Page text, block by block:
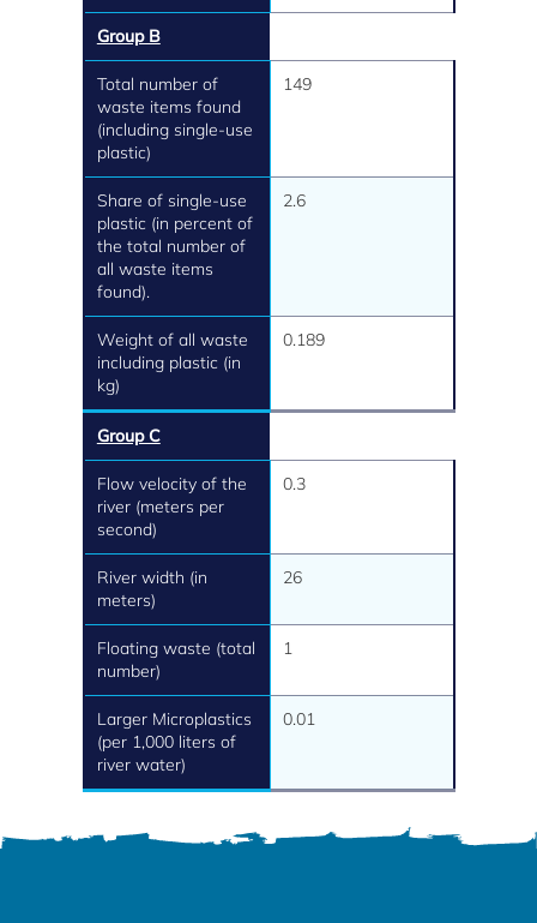
Group B
Total number of
waste items found
(including single-use
plastic)
149
Share of single-use
plastic (in percent of
the total number of
all waste items
found).
2.6
Weight of all waste
including plastic (in
kg)
0.189
Group C
Flow velocity of the
river (meters per
second)
0.3
River width (in
meters)
26
Floating waste (total
number)
1
Larger Microplastics
(per 1,000 liters of
river water)
0.01